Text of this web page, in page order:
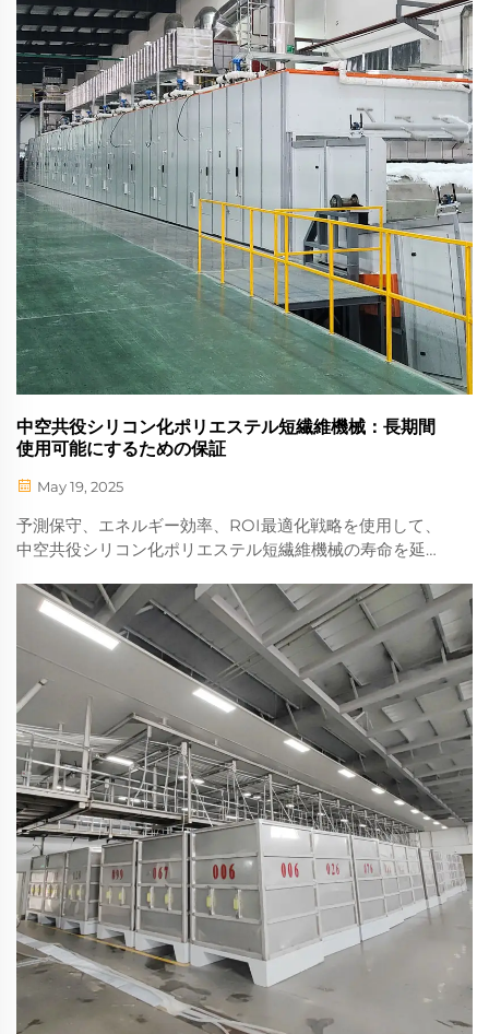
中空共役シリコン化ポリエステル短繊維機械：長期間
使用可能にするための保証
May 19, 2025
予測保守、エネルギー効率、ROI最適化戦略を使用して、
中空共役シリコン化ポリエステル短繊維機械の寿命を延ば